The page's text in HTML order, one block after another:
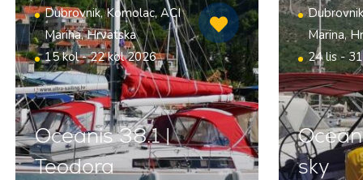
Dubrovnik, Komolac, ACI
Marina, Hrvatska
15 kol - 22 kol 2026
Oceanis 38.1 |
Teodora
Marina,
24 lis -
sky